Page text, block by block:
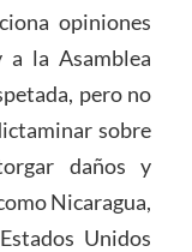
opiniones
a la Asamblea
pero no
sobre
daños y
Nicaragua,
Unidos